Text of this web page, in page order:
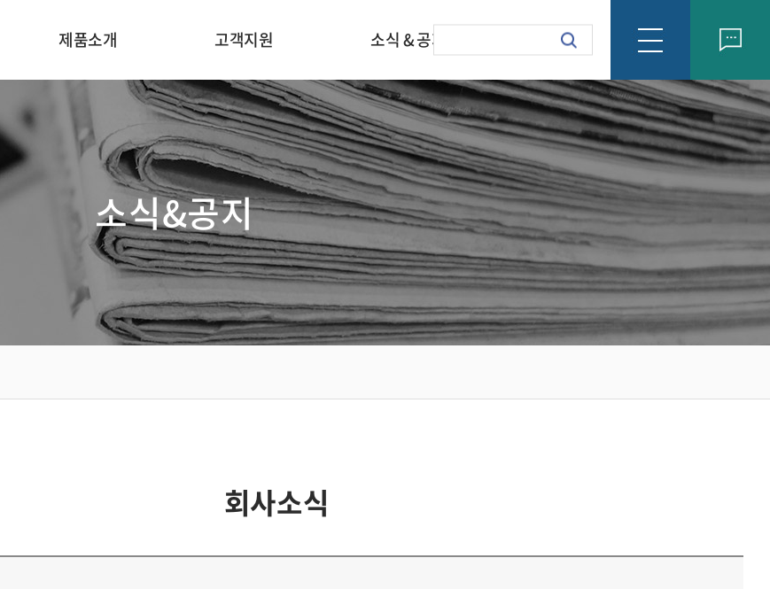
제품소개
온라인 중금속 분석기
인라인 농도 분석기
인라인 광도계
일반 수질 항목 분석기
온라인 수질 분석기
온라인 미량 원소
분석기
현장용 유량계
고객지원
응용분야
분야별 기술자료
기기원리
카타로그
온라인문의
소식 & 공지
회사소식
Information Letter
소식&공지
회사소식